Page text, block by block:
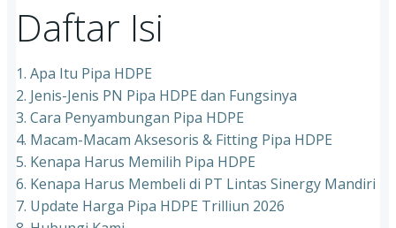
Daftar Isi
1. Apa Itu Pipa HDPE
2. Jenis-Jenis PN Pipa HDPE dan Fungsinya
3. Cara Penyambungan Pipa HDPE
4. Macam-Macam Aksesoris & Fitting Pipa HDPE
5. Kenapa Harus Memilih Pipa HDPE
6. Kenapa Harus Membeli di PT Lintas Sinergy Mandiri
7. Update Harga Pipa HDPE Trilliun 2026